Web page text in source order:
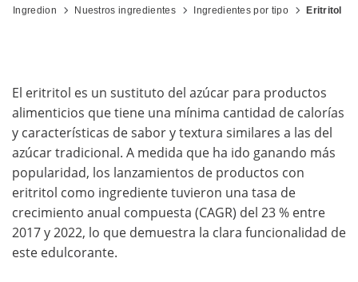
Ingredion Nuestros ingredientes Ingredientes por tipo Eritritol
El eritritol es un sustituto del azúcar para productos
alimenticios que tiene una mínima cantidad de calorías
y características de sabor y textura similares a las del
azúcar tradicional. A medida que ha ido ganando más
popularidad, los lanzamientos de productos con
eritritol como ingrediente tuvieron una tasa de
crecimiento anual compuesta (CAGR) del 23 % entre
2017 y 2022, lo que demuestra la clara funcionalidad de
este edulcorante.